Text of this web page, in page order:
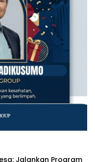
Jalankan Program